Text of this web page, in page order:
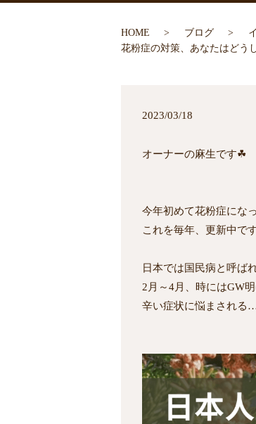
HOME ブログ
花粉症の対策、あなたはどう
2023/03/18
オーナーの麻生です☘
今年初めて花粉症にな
これを毎年、更新中で
日本では国民病と呼ばれ
2月～4月、時にはGW
辛い症状に悩まされる